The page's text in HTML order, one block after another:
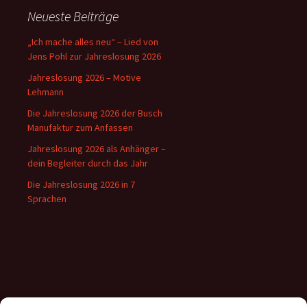
Neueste Beiträge
„Ich mache alles neu“ – Lied von
Jens Pohl zur Jahreslosung 2026
Jahreslosung 2026 – Motive
Lehmann
Die Jahreslosung 2026 der Busch
Manufaktur zum Anfassen
Jahreslosung 2026 als Anhänger –
dein Begleiter durch das Jahr
Die Jahreslosung 2026 in 7
Sprachen